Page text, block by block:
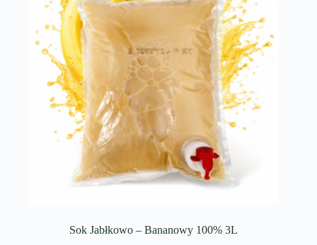
Sok Jabłkowo – Bananowy 100% 3L